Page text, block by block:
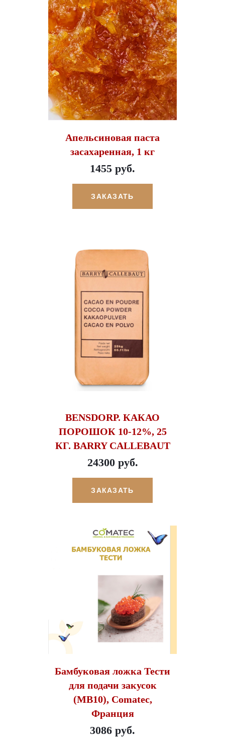
Апельсиновая паста
засахаренная, 1 кг
1455 руб.
ЗАКАЗАТЬ
BENSDORP. КАКАО
ПОРОШОК 10-12%, 25
КГ. BARRY CALLEBAUT
24300 руб.
ЗАКАЗАТЬ
Бамбуковая ложка Тести
для подачи закусок
(МВ10), Comatec,
Франция
3086 руб.